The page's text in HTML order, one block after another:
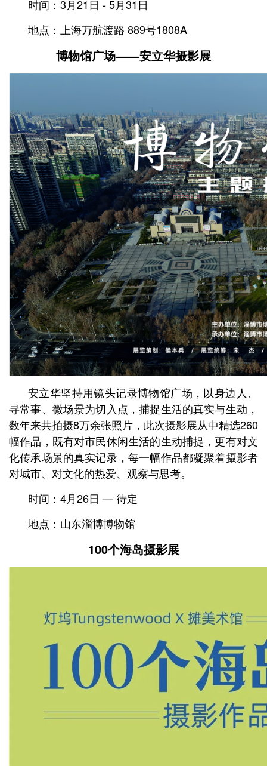
时间：3月21日 - 5月31日
地点：上海万航渡路 889号1808A
博物馆广场——安立华摄影展
安立华坚持用镜头记录博物馆广场，以身边人、
寻常事、微场景为切入点，捕捉生活的真实与生动，
数年来共拍摄8万余张照片，此次摄影展从中精选260
幅作品，既有对市民休闲生活的生动捕捉，更有对文
化传承场景的真实记录，每一幅作品都凝聚着摄影者
对城市、对文化的热爱、观察与思考。
时间：4月26日 — 待定
地点：山东淄博博物馆
100个海岛摄影展